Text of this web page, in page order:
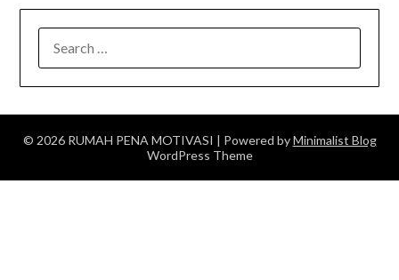
FOR:
© 2026 RUMAH PENA MOTIVASI | Powered byMinimalist Blog
WordPress Theme